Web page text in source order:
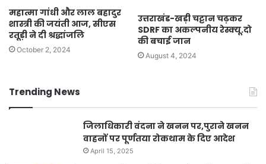
महात्मा गांधी और लाल बहादुर
शास्त्री की जयंती आज, सीएस
रतूड़ी ने दी श्रद्धांजलि
October 2, 2024
उत्तराखंड-खड़ी चट्टान चढ़कर
SDRF का अकल्पनीय रेस्क्यू.दो
की बचाई जान
August 4, 2024
Trending News
जिलाधिकारी वंदना ने खनन पर,पुराने खनन
वाहनों पर पूर्णतया रोकथाम के दिए आदेश
April 15, 2025